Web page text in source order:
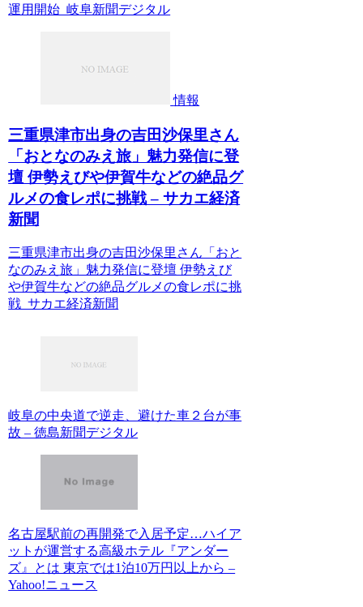
運用開始 岐阜新聞デジタル
情報
三重県津市出身の吉田沙保里さん
「おとなのみえ旅」魅力発信に登
壇 伊勢えびや伊賀牛などの絶品グ
ルメの食レポに挑戦 – サカエ経済
新聞
三重県津市出身の吉田沙保里さん「おと
なのみえ旅」魅力発信に登壇 伊勢えび
や伊賀牛などの絶品グルメの食レポに挑
戦 サカエ経済新聞
岐阜の中央道で逆走、避けた車２台が事
故 – 徳島新聞デジタル
名古屋駅前の再開発で入居予定…ハイア
ットが運営する高級ホテル『アンダー
ズ』とは 東京では1泊10万円以上から –
Yahoo!ニュース